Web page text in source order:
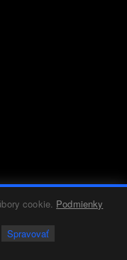
cookie. Podmienky
Spravovať